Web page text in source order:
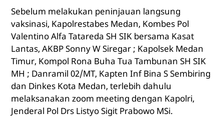
Sebelum melakukan peninjauan langsung
vaksinasi, Kapolrestabes Medan, Kombes Pol
Valentino Alfa Tatareda SH SIK bersama Kasat
Lantas, AKBP Sonny W Siregar ; Kapolsek Medan
Timur, Kompol Rona Buha Tua Tambunan SH SIK
MH ; Danramil 02/MT, Kapten Inf Bina S Sembiring
dan Dinkes Kota Medan, terlebih dahulu
melaksanakan zoom meeting dengan Kapolri,
Jenderal Pol Drs Listyo Sigit Prabowo MSi.